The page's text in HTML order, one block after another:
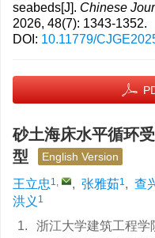
seabeds[J]. Chinese
2026, 48(7): 1343-1352.
DOI: 10.11779/
砂土海床水平循环
型
English Version
王立忠 1, , 张雅茹1, 查
洪义 1
1.
浙江大学建筑工程学